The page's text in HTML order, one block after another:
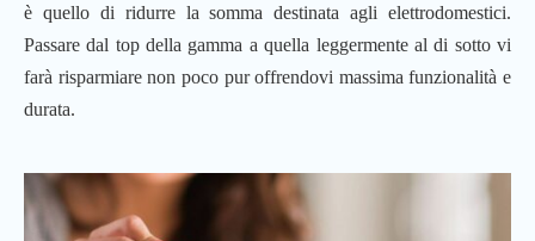
è quello di ridurre la somma destinata agli elettrodomestici.
Passare dal top della gamma a quella leggermente al di sotto vi
farà risparmiare non poco pur offrendovi massima funzionalità e
durata.